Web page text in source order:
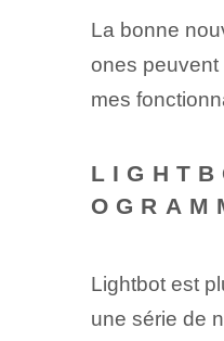
La bonne
ones peuvent
mes
Lightbot est
une série de